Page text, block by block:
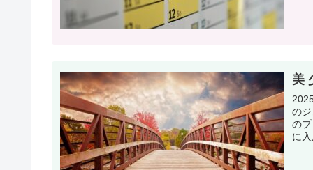
美
の
の
に